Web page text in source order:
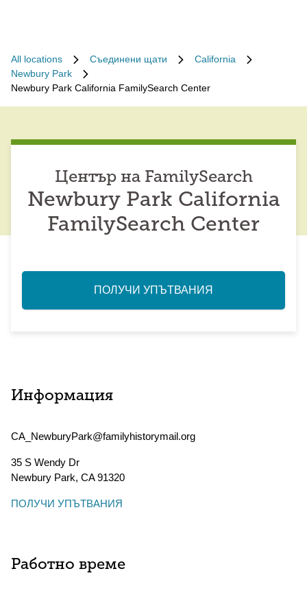
All locations Съединени щати
California
Newbury Park
Newbury Park California FamilySearch Center
Център на FamilySearch
Newbury Park California
FamilySearch Center
ПОЛУЧИ УПЪТВАНИЯ
Информация
CA_NewburyPark@familyhistorymail.org
35 S Wendy Dr
Newbury Park, CA91320
ПОЛУЧИ УПЪТВАНИЯ
Работно време